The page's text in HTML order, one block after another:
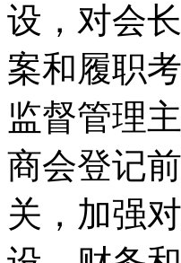
设，对会
案和履职
监督管理
商会登记
关，加强